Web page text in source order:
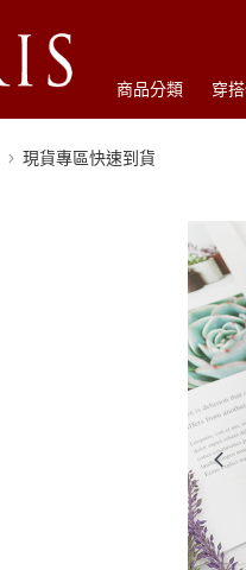
商品分類 穿
現貨專區快速到貨